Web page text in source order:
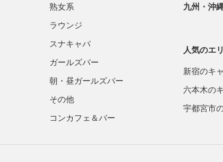
熟女系
ラウンジ
スナキャバ
ガールズバー
朝・昼ガールズバー
その他
コンカフェ＆バー
九州・沖
人気のエ
新宿のキ
六本木の
宇都宮市